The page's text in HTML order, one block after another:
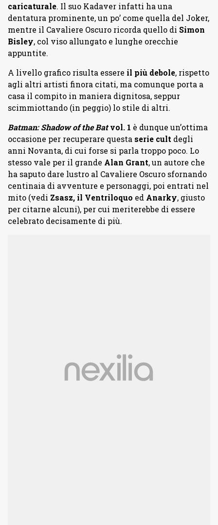
caricaturale. Il suo Kadaver infatti ha una
dentatura prominente, un po’ come quella del Joker,
mentre il Cavaliere Oscuro ricorda quello di Simon
Bisley, col viso allungato e lunghe orecchie
appuntite.
A livello grafico risulta essere il più debole, rispetto
agli altri artisti finora citati, ma comunque porta a
casa il compito in maniera dignitosa, seppur
scimmiottando (in peggio) lo stile di altri.
Batman: Shadow of the Batvol. 1 è dunque un’ottima
occasione per recuperare questa serie cult degli
anni Novanta, di cui forse si parla troppo poco. Lo
stesso vale per il grande Alan Grant, un autore che
ha saputo dare lustro al Cavaliere Oscuro sfornando
centinaia di avventure e personaggi, poi entrati nel
mito (vedi Zsasz, il Ventriloquo ed Anarky, giusto
per citarne alcuni), per cui meriterebbe di essere
celebrato decisamente di più.